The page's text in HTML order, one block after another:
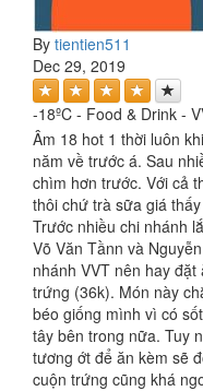
By tientien511
Dec 29, 2019
-18ºC - Food & Drink -
Âm 18 hot 1 thời luôn
năm về trước á. Sau
chìm hơn trước. Với cả
thôi chứ trà sữa giá
Trước nhiều chi nhánh
Võ Văn Tầnn và
nhánh VVT nên hay
trứng (36k). Món này
béo giống mình vì có
tây bên trong nữa. Tuy
tương ớt để ăn kèm sẽ
cuộn trứng cũng khá